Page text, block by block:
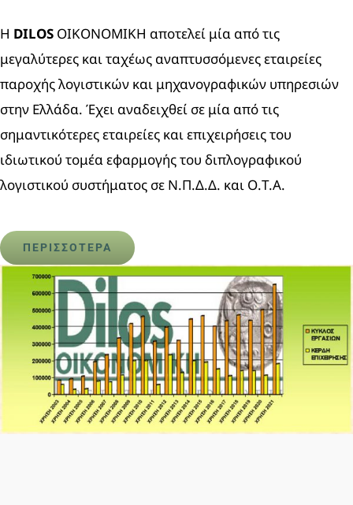
H DILOS ΟΙΚΟΝΟΜΙΚΗ αποτελεί μία από τις
μεγαλύτερες και ταχέως αναπτυσσόμενες εταιρείες
παροχής λογιστικών και μηχανογραφικών υπηρεσιών
στην Ελλάδα. Έχει αναδειχθεί σε μία από τις
σημαντικότερες εταιρείες και επιχειρήσεις του
ιδιωτικού τομέα εφαρμογής του διπλογραφικού
λογιστικού συστήματος σε Ν.Π.Δ.Δ. και Ο.Τ.Α.
ΠΕΡΙΣΣΟΤΕΡΑ